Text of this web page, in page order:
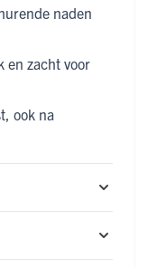
naden
en zacht voor
ook na